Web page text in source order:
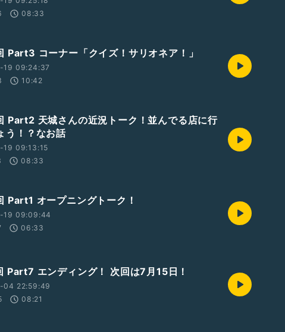
08:33
Part3 コーナー「クイズ！サリオネア！」
19 09:24:37
10:42
Part2 天城さんの近況トーク！並んでる店に行
う！？なお話
09:13:15
08:33
Part1 オープニングトーク！
19 09:09:44
06:33
Part7 エンディング！ 次回は7月15日！
04 22:59:49
08:21